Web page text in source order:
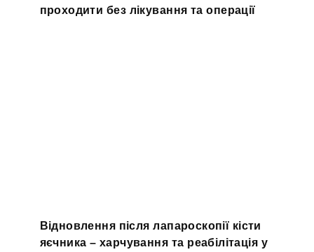
проходити без лікування та операції
Відновлення після лапароскопії кісти
яєчника – харчування та реабілітація у